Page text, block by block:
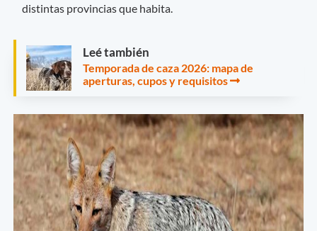
distintas provincias que habita.
Leé también
Temporada de caza 2026: mapa de
aperturas, cupos y requisitos